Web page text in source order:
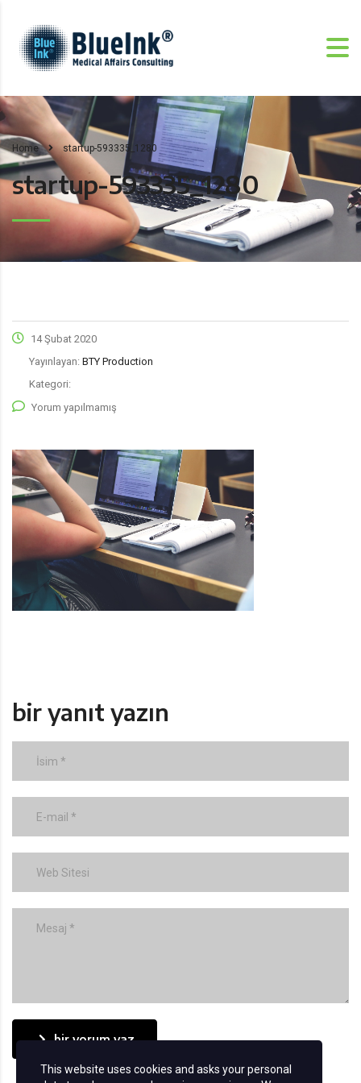
Home startup-593335_1280
startup-593335_1280
14 Şubat 2020
Yayınlayan: BTY Production
Kategori:
Yorum yapılmamış
bir yanıt yazın
bir yorum yaz
This website uses cookies and asks your personal